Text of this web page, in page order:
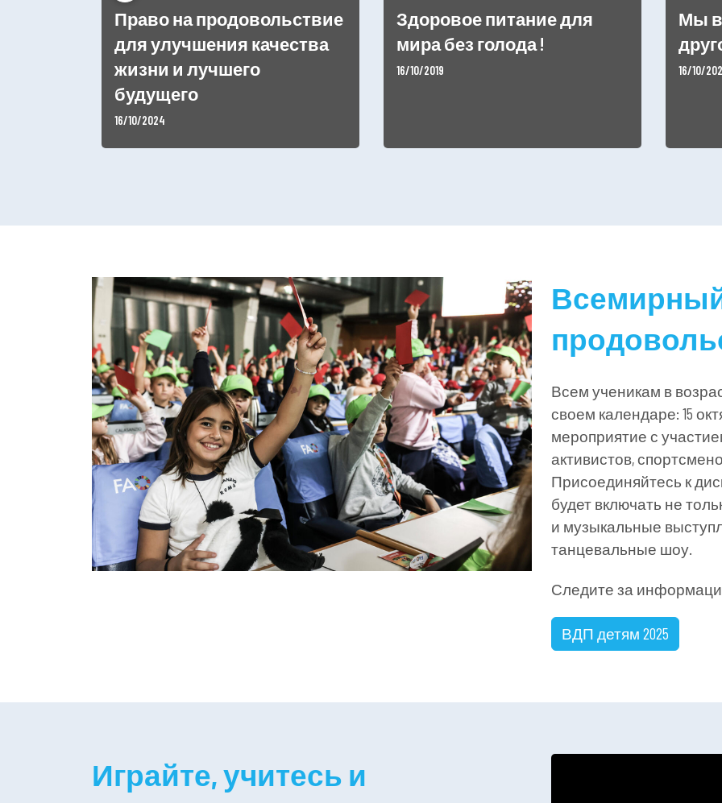
Право на продовольствие
для улучшения качества
жизни и лучшего
будущего
16/10/2024
Здоровое питание для
мира без голода !
16/10/2019
Мы
16/10/
Всем ученикам в
своем календаре: 15
мероприятие с
активистов,
Присоединяйтесь к
будет включать не
и музыкальные
танцевальные шоу.
Следите за
ВДП детям 2025
Играйте, учитесь и